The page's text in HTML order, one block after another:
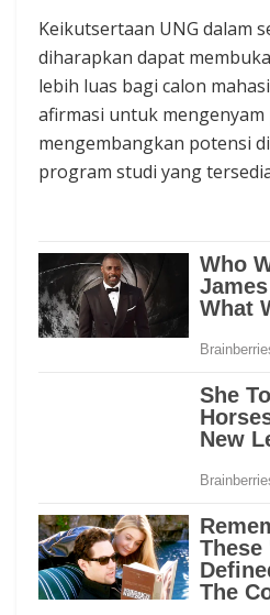
Keikutsertaan UNG dalam
diharapkan dapat
lebih luas bagi calon
afirmasi untuk
mengembangkan potensi
program studi yang